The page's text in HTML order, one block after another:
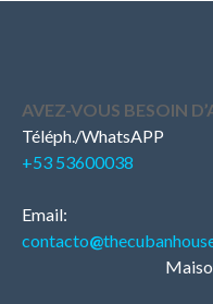
AVEZ-VOUS BESOIN
Téléph./WhatsAPP
+53 53600038
Email:
contacto@